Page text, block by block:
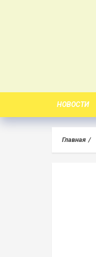
НОВОСТИ
Главная